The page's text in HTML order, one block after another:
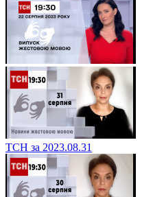
ТСН за 2023.08.31